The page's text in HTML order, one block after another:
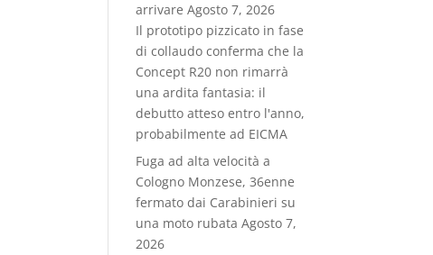
arrivare Agosto 7, 2026
Il prototipo pizzicato in fase
di collaudo conferma che la
Concept R20 non rimarrà
una ardita fantasia: il
debutto atteso entro l'anno,
probabilmente ad EICMA
Fuga ad alta velocità a
Cologno Monzese, 36enne
fermato dai Carabinieri su
una moto rubata Agosto 7,
2026